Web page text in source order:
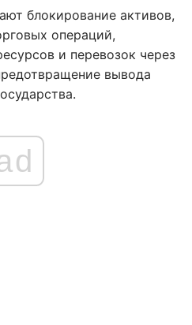
блокирование активов,
операций,
и перевозок через
вывода